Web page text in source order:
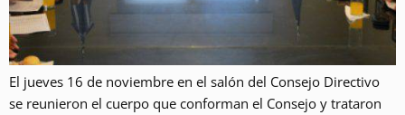
El jueves 16 de noviembre en el salón del Consejo Directivo
se reunieron el cuerpo que conforman el Consejo y trataron